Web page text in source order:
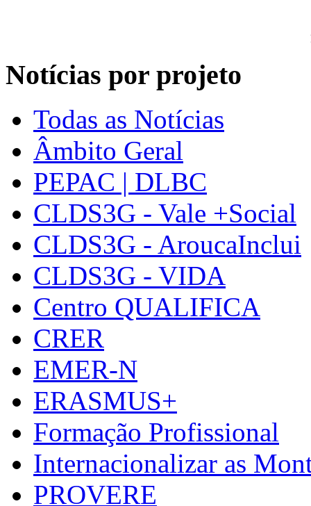
Notícias por projeto
Todas as Notícias
Âmbito Geral
PEPAC | DLBC
CLDS3G - Vale +Social
CLDS3G - AroucaInclui
CLDS3G - VIDA
Centro QUALIFICA
CRER
EMER-N
ERASMUS+
Formação Profissional
Internacionalizar as
PROVERE